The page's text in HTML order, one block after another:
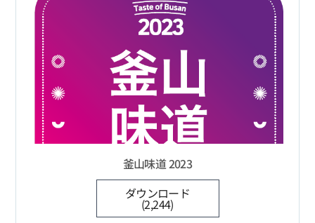
釜山味道 2023
ダウンロード
(2,244)